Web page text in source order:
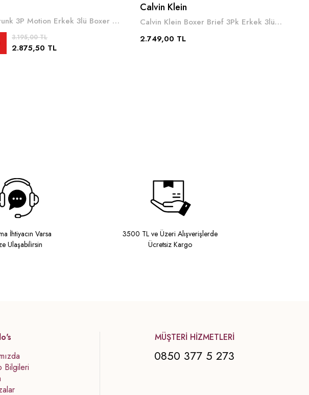
Boss Trunk 3P Motion Erkek 3lü Boxer Beyaz
2.875,50 TL
3.195,00 TL
Calvin Klein
Calvin Klein Boxer Brief 3Pk Erkek 3lü Boxer Siyah
2.749,00 TL
İhtiyacın Varsa
Ulaşabilirsin
3500 TL ve Üzeri Alışverişlerde
Ücretsiz Kargo
Bilgileri
MÜŞTERİ HİZMETLERİ
0850 377 5 273